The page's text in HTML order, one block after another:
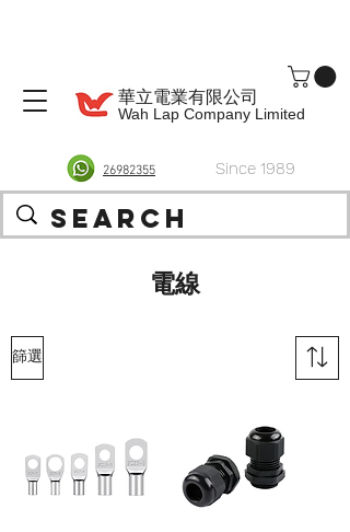
華立電業有限公司
Wah Lap Company Limited
Since 1989
26982355
電線
篩選